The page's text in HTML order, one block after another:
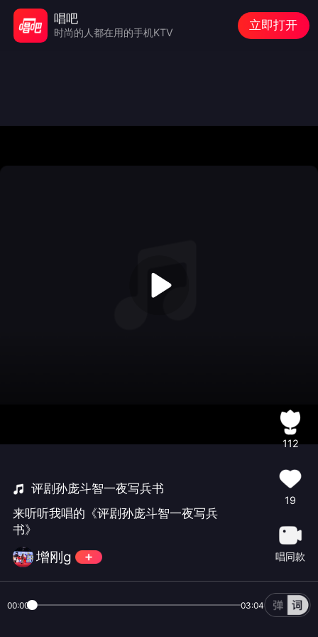
评剧孙庞斗智一夜写兵书
来听听我唱的《评剧孙庞斗智一夜写兵
书》
增刚g
112
19
唱同款
00:00 03:04
唱吧
时尚的人都在用的手机KTV
立即打开